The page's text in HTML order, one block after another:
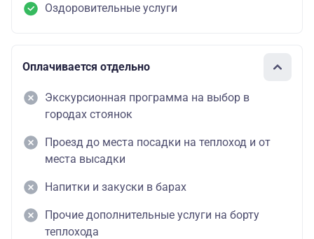
Оздоровительные услуги
Оплачивается отдельно
Экскурсионная программа на выбор в
городах стоянок
Проезд до места посадки на теплоход и от
места высадки
Напитки и закуски в барах
Прочие дополнительные услуги на борту
теплохода